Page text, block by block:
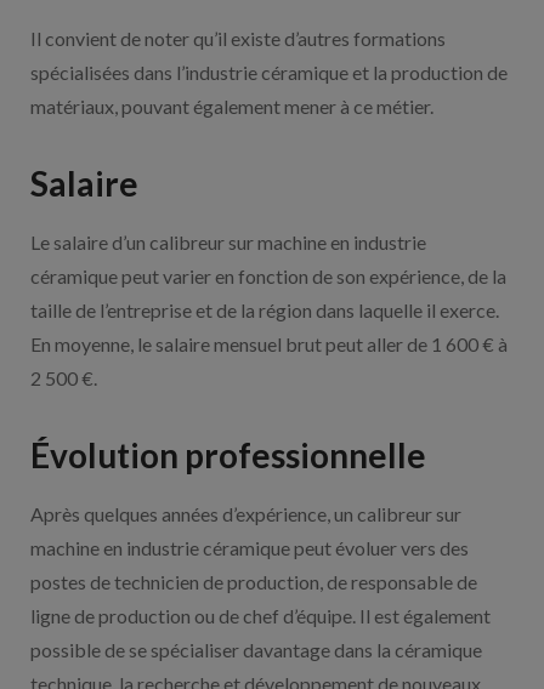
Il convient de noter qu’il existe d’autres formations
spécialisées dans l’industrie céramique et la production de
matériaux, pouvant également mener à ce métier.
Salaire
Le salaire d’un calibreur sur machine en industrie
céramique peut varier en fonction de son expérience, de la
taille de l’entreprise et de la région dans laquelle il exerce.
En moyenne, le salaire mensuel brut peut aller de 1 600 € à
2 500 €.
Évolution professionnelle
Après quelques années d’expérience, un calibreur sur
machine en industrie céramique peut évoluer vers des
postes de technicien de production, de responsable de
ligne de production ou de chef d’équipe. Il est également
possible de se spécialiser davantage dans la céramique
technique, la recherche et développement de nouveaux